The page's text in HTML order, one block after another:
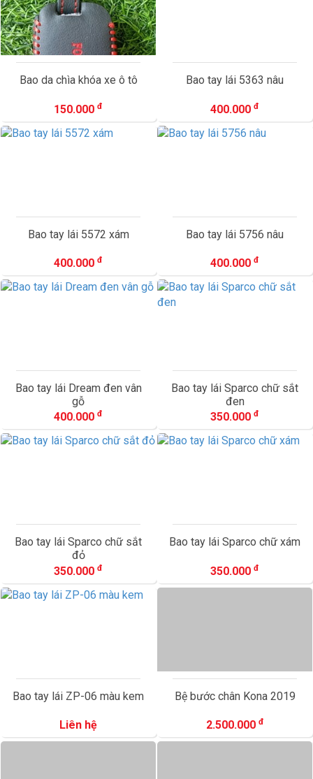
Bao da chìa khóa xe ô tô
150.000 đ
Bao tay lái 5363 nâu
400.000 đ
Bao tay lái 5572 xám
400.000 đ
Bao tay lái 5756 nâu
400.000 đ
Bao tay lái Dream đen vân
gỗ
400.000 đ
Bao tay lái Sparco chữ sắt
đen
350.000 đ
Bao tay lái Sparco chữ sắt
đỏ
350.000 đ
Bao tay lái Sparco chữ xám
350.000 đ
Bao tay lái ZP-06 màu kem
Liên hệ
Bệ bước chân Kona 2019
2.500.000 đ